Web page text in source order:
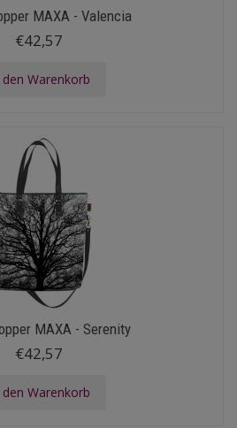
MAXA - Valencia
€42,57
den Warenkorb
MAXA - Serenity
€42,57
den Warenkorb